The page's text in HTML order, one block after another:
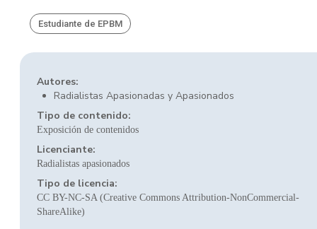
Estudiante de EPBM
Autores:
Radialistas Apasionadas y Apasionados
Tipo de contenido:
Exposición de contenidos
Licenciante:
Radialistas apasionados
Tipo de licencia:
CC BY-NC-SA (Creative Commons Attribution-NonCommercial-
ShareAlike)